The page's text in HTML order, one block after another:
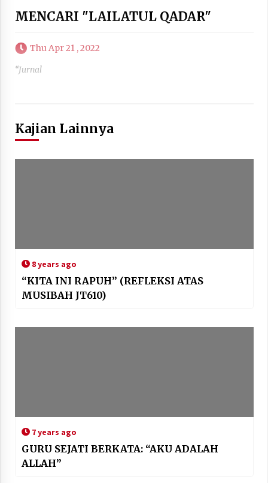
MENCARI "LAILATUL QADAR"
Thu Apr 21 , 2022
“Jurnal
Kajian Lainnya
8 years ago
“KITA INI RAPUH” (REFLEKSI ATAS
MUSIBAH JT610)
7 years ago
GURU SEJATI BERKATA: “AKU ADALAH
ALLAH”